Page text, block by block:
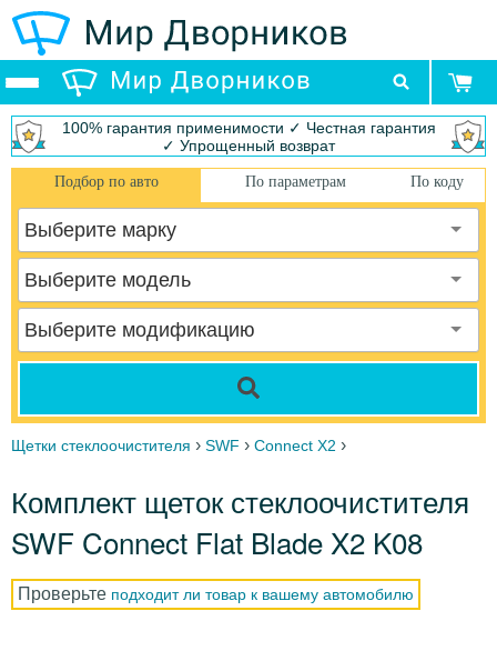
100% гарантия применимости ✓ Честная гарантия
✓ Упрощенный возврат
Подбор по авто По параметрам По коду
Выберите марку
Выберите модель
Выберите модификацию
Щетки стеклоочистителя › SWF › Connect X2 ›
Комплект щеток стеклоочистителя
SWF Connect Flat Blade X2 K08
Проверьте подходит ли товар к вашему автомобилю